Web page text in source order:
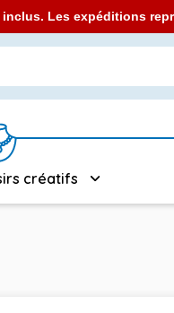
Les expéditions
créatifs